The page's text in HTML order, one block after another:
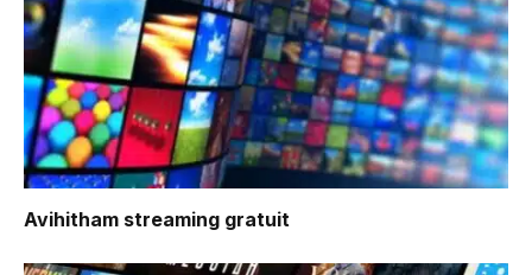
Avihitham streaming gratuit